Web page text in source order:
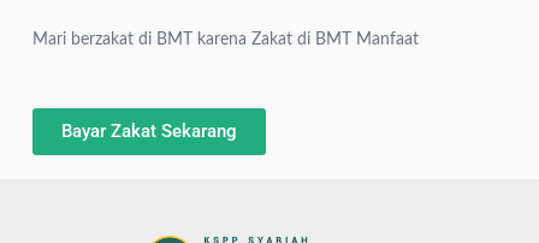
Mari berzakat di BMT karena Zakat di BMT Manfaat
Bayar Zakat Sekarang